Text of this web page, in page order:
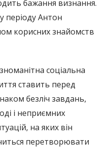
бажання визнання.
періоду Антон
корисних знайомств
соціальна
ставить перед
безліч завдань,
і неприємних
на яких він
перетворювати